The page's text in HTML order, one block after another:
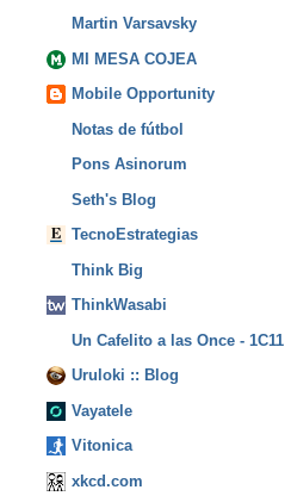
Martin Varsavsky
MI MESA COJEA
Mobile Opportunity
Notas de fútbol
Pons Asinorum
Seth's Blog
TecnoEstrategias
Think Big
ThinkWasabi
Un Cafelito a las Once - 1C11
Uruloki :: Blog
Vayatele
Vitonica
xkcd.com